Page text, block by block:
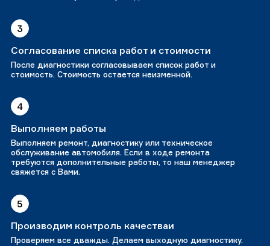
3
Согласование списка работ и стоимости
После диагностики согласовываем список работ и
стоимость. Стоимость остается неизменной.
4
Выполняем работы
Выполняем ремонт, диагностику или техническое
обслуживание автомобиля. Если в ходе ремонта
требуются дополнительные работы, то наш менеджер
свяжется с Вами.
5
Производим контроль качестваи
Проверяем все дважды. Делаем выходную диагностику.